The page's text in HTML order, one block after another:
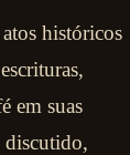
históricos
em suas
discutido,